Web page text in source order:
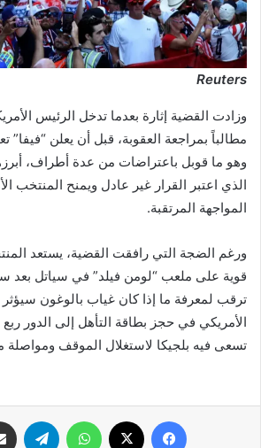
Reuters
وزادت القضية إثارة بعدما تدخل الرئيس
مطالباً بمراجعة العقوبة، قبل أن يعلن “فيفا”
وهو ما قوبل باعتراضات من عدة أطراف،
الذي اعتبر القرار غير عادل ويمنح المنتخب
المواجهة المرتقبة.
ورغم الضجة التي رافقت القضية، يستعد
قوية على ملعب “لومن فيلد” في سياتل بعد
ترقب لمعرفة ما إذا كان غياب بالوغون
الأمريكي في حجز بطاقة التأهل إلى الدور
تسعى فيه بلجيكا لاستغلال الموقف ومواصلة
فيسبوك واتساب